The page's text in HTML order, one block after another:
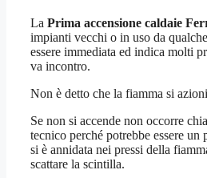
La Prima accensione caldaie
impianti vecchi o in uso da
essere immediata ed indica molti
va incontro.
Non è detto che la fiamma si
Se non si accende non occorre
tecnico perché potrebbe essere
si è annidata nei pressi della
scattare la scintilla.